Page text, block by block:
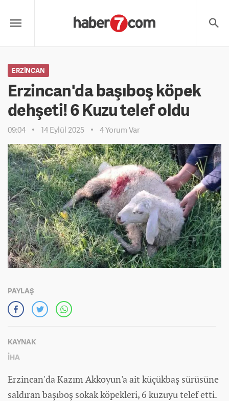
ERZINCAN
Erzincan'da başıboş köpek
dehşeti! 6 Kuzu telef oldu
09:04 14 Eylül 2025 4 Yorum Var
PAYLAŞ
KAYNAK
İHA
Erzincan'da Kazım Akkoyun'a ait küçükbaş sürüsüne
saldıran başıboş sokak köpekleri, 6 kuzuyu telef etti.